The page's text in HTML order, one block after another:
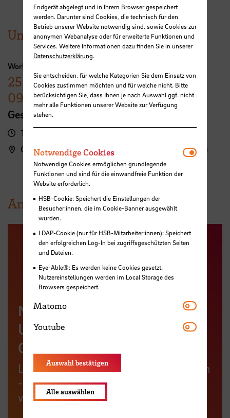
Unsere aktuellen Veranstaltungen
Workshop Career Service mit Studium Plus
25. November–
09. Dezember
Gestalte deinen Weg in Job und Welt
13:30 - 17:30 Uhr
Campus Neustadt, Langemarckstraße (L-Gebäude)
Angebote für Arbeitgebende
Nachwuchskräfte für
Unternehmen und
Organisationen
Lernen Sie unsere Studierenden kennen
- über Veranstaltungsangebote oder
weitere Kooperationsmöglichkeiten
Endgerät abgelegt und in Ihrem Browser gespeichert
werden. Darunter sind Cookies, die technisch für den
Betrieb unserer Website notwendig sind, sowie Cookies zur
anonymen Webanalyse oder für erweiterte Funktionen und
Services. Weitere Informationen dazu finden Sie in unserer
Datenschutzerklärung.
Sie entscheiden, für welche Kategorien Sie dem Einsatz von
Cookies zustimmen möchten und für welche nicht. Bitte
berücksichtigen Sie, dass Ihnen je nach Auswahl ggf. nicht
mehr alle Funktionen unserer Website zur Verfügung
stehen.
Notwendige Cookies
Notwendige Cookies ermöglichen grundlegende
Funktionen und sind für die einwandfreie Funktion der
Website erforderlich.
HSB-Cookie: Speichert die Einstellungen der
Besucher:innen, die im Cookie-Banner ausgewählt
wurden.
LDAP-Cookie (nur für HSB-Mitarbeiter:innen): Speichert
den erfolgreichen Log-In bei zugriffsgeschützten Seiten
und Dateien.
Eye-Able®: Es werden keine Cookies gesetzt.
Nutzereinstellungen werden im Local Storage des
Browsers gespeichert.
Matomo Matomo
Youtube Youtube
Auswahl bestätigen
Alle auswählen